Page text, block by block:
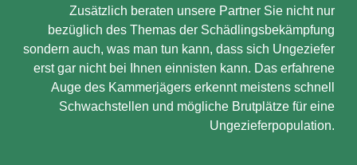
Zusätzlich beraten unsere Partner Sie nicht nur
bezüglich des Themas der Schädlingsbekämpfung
sondern auch, was man tun kann, dass sich Ungeziefer
erst gar nicht bei Ihnen einnisten kann. Das erfahrene
Auge des Kammerjägers erkennt meistens schnell
Schwachstellen und mögliche Brutplätze für eine
Ungezieferpopulation.